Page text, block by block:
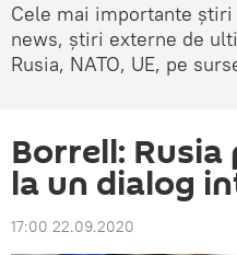
Cele mai importante
news, știri externe de
Rusia, NATO, UE, pe
Borrell:
la un dialog
17:00 22.09.2020